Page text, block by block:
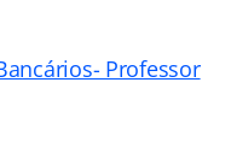
Professor